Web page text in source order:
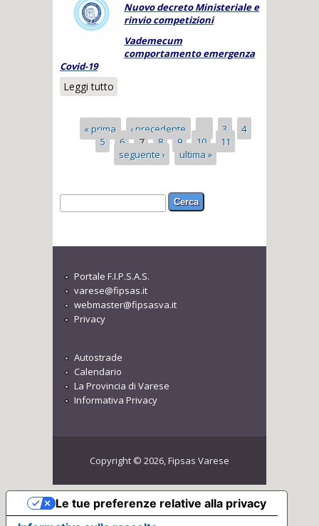
Nuovo decreto Ministeriale e
rinvio competizioni
Vademecum
comportamento emergenza
Covid-19
Leggi tutto
COVID-19
Pagine
« prima ‹ precedente 3
4
5
6 7 8 9 10
11
seguente ›
ultima »
Form di ricerca
Cerca
Portale F.I.P.S.A.S.
varese@fipsas.it
webmaster@fipsasva.it
Privacy
Autostrade
Calendario
La Provincia di Varese
Informativa Privacy
Copyright © 2026, Fipsas Varese
Le tue preferenze relative alla privacy